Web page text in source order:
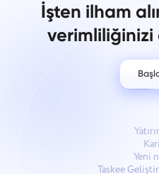
İşten ilham
verimliliğinizi
Yeni
Taskee